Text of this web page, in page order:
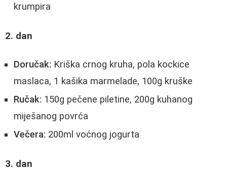
krumpira
2. dan
Doručak: Kriška crnog kruha, pola kockice
maslaca, 1 kašika marmelade, 100g kruške
Ručak: 150g pečene piletine, 200g kuhanog
miješanog povrća
Večera: 200ml voćnog jogurta
3. dan